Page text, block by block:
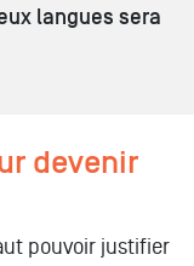
langues sera
devenir
pouvoir justifier